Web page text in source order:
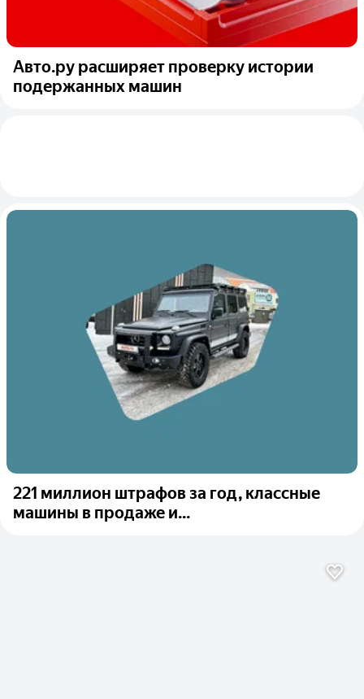
Авто.ру расширяет проверку истории
подержанных машин
221 миллион штрафов за год, классные
машины в продаже и...